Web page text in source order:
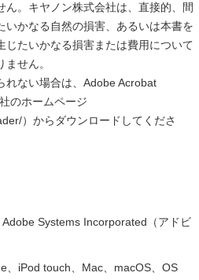
ん。キヤノン株式会社は、直接的、間
いかなる自然の損害、あるいは本書を
じたいかなる損害または費用について
せん。
れない場合は、Adobe Acrobat
のホームページ
）からダウンロードしてくださ
Systems Incorporated（アドビ
、iPod touch、Mac、macOS、OS